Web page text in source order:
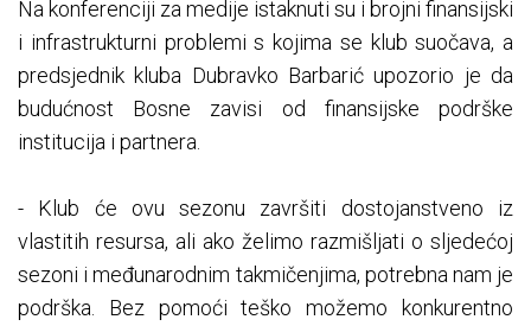
Na konferenciji za medije istaknuti su i brojni finansijski
i infrastrukturni problemi s kojima se klub suočava, a
predsjednik kluba Dubravko Barbarić upozorio je da
budućnost Bosne zavisi od finansijske podrške
institucija i partnera.
- Klub će ovu sezonu završiti dostojanstveno iz
vlastitih resursa, ali ako želimo razmišljati o sljedećoj
sezoni i međunarodnim takmičenjima, potrebna nam je
podrška. Bez pomoći teško možemo konkurentno